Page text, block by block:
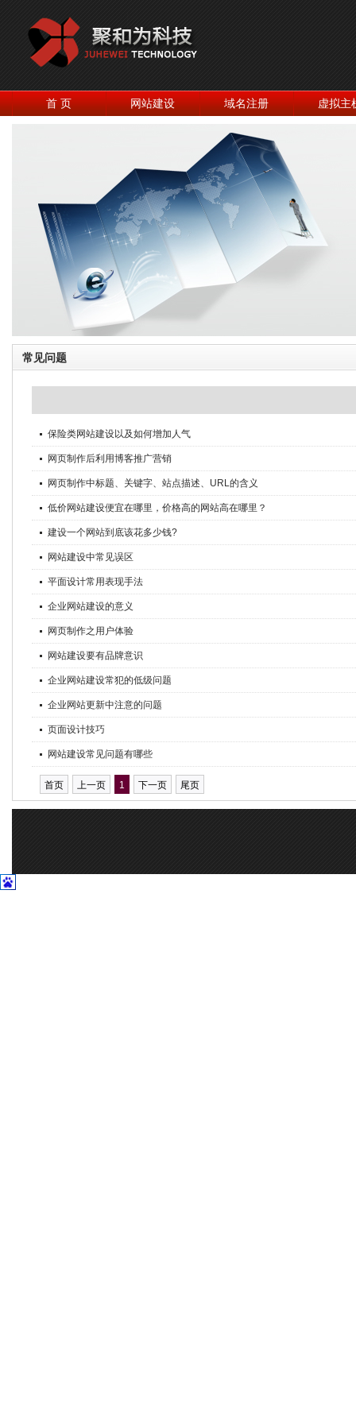
首 页 网站建设 域名注册 虚拟主
常见问题
保险类网站建设以及如何增加人气
网页制作后利用博客推广营销
网页制作中标题、关键字、站点描述、URL的含义
低价网站建设便宜在哪里，价格高的网站高在哪里？
建设一个网站到底该花多少钱?
网站建设中常见误区
平面设计常用表现手法
企业网站建设的意义
网页制作之用户体验
网站建设要有品牌意识
企业网站建设常犯的低级问题
企业网站更新中注意的问题
页面设计技巧
网站建设常见问题有哪些
首页 上一页 1 下一页 尾页